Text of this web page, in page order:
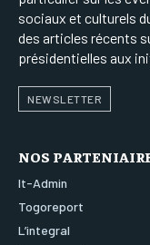
sociaux et culturels
des articles récents
présidentielles aux
NEWSLETTER
NOS
It-Admin
Togoreport
L’integral